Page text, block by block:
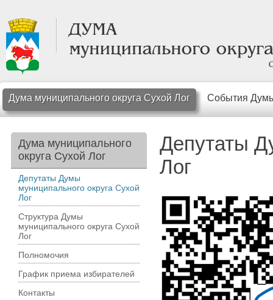
Дума муниципального округа Сухой Лог События
Депутаты
Лог
Дума муниципального
округа Сухой Лог
Депутаты Думы
муниципального округа Сухой
Лог
Структура Думы
муниципального округа Сухой
Лог
Полномочия
График приема избирателей
Контакты